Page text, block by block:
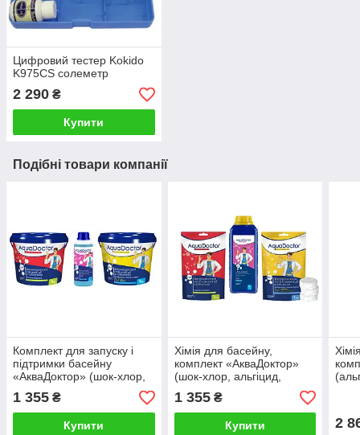
Цифровий тестер Kokido
K975CS солеметр
2 290 ₴
Купити
Подібні товари компанії
Комплект для запуску і
підтримки басейну
«АкваДоктор» (шок-хлор,
1 355 ₴
Купити
Хімія для басейну,
комплект «АкваДоктор»
(шок-хлор, альгіцид,
1 355₴
Купити 2